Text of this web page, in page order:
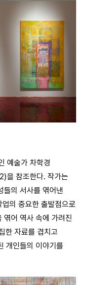
예술가 차학경
참조한다. 작가는
들의 서사를 엮어낸
의 중요한 출발점으로
엮어 역사 속에 가려진
한 자료를 겹치고
개인들의 이야기를